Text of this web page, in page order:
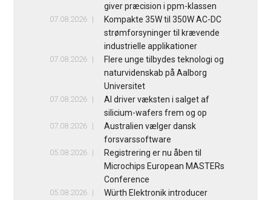
giver præcision i ppm-klassen
07.08.2026
Kompakte 35W til 350W AC-DC
strømforsyninger til krævende
industrielle applikationer
07.08.2026
Flere unge tilbydes teknologi og
naturvidenskab på Aalborg
Universitet
07.08.2026
AI driver væksten i salget af
silicium-wafers frem og op
07.08.2026
Australien vælger dansk
forsvarssoftware
05.08.2026
Registrering er nu åben til
Microchips European MASTERs
Conference
05.08.2026
Würth Elektronik introducer